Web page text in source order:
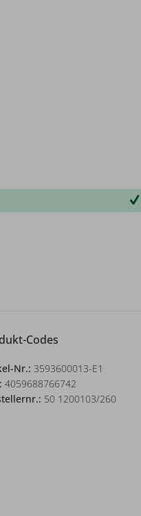
Codes
Nr.: 3593600013-E1
4059688766742
50 1200103/260